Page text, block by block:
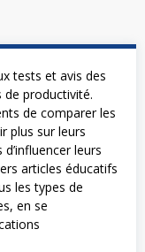
tests et avis des
de productivité.
de comparer les
plus sur leurs
leurs
articles éducatifs
les types de
en se